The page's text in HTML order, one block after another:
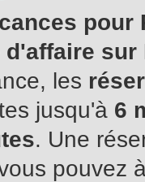
pour
d'affaire
les
jusqu'à 6
. Une
pouvez